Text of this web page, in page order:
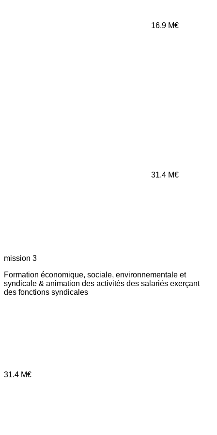
16.9 M€
31.4 M€
mission 3
Formation économique, sociale, environnementale et
syndicale & animation des activités des salariés exerçant
des fonctions syndicales
31.4 M€